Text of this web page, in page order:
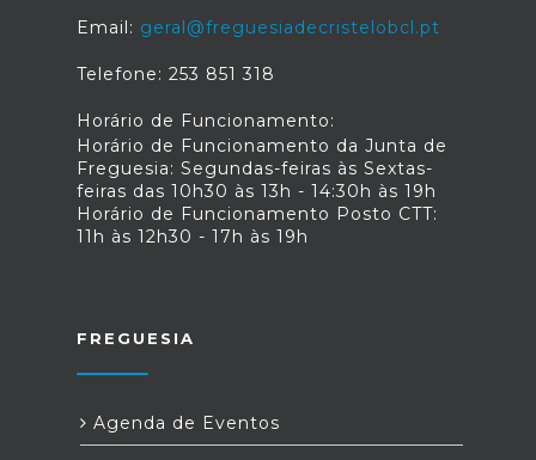
comunicação/sensibilização e
em https://www.cm-
Email: geral@freguesiadecristelobcl.pt
Telefone: 253 851 318
Horário de Funcionamento:
Horário de Funcionamento da Junta de
Freguesia: Segundas-feiras às Sextas-
feiras das 10h30 às 13h - 14:30h às 19h
Horário de Funcionamento Posto CTT:
11h às 12h30 - 17h às 19h
FREGUESIA
Agenda de Eventos